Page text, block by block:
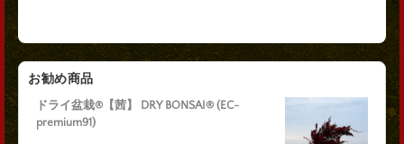
お勧め商品
ドライ盆栽®【茜】 DRY BONSAI® (EC-
premium91)